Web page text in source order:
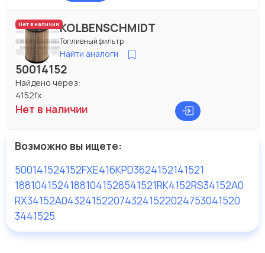
Нет в наличииKOLBENSCHMIDT
Топливный фильтр
Найти аналоги
50014152
Найдено через:
4152fx
Нет в наличии
Возможно вы ищете:
500141524152FXE416KPD3624152141521
18810415241881041528541521RK4152RS34152A0
RX34152A0432415220743241522024753041520
3441525